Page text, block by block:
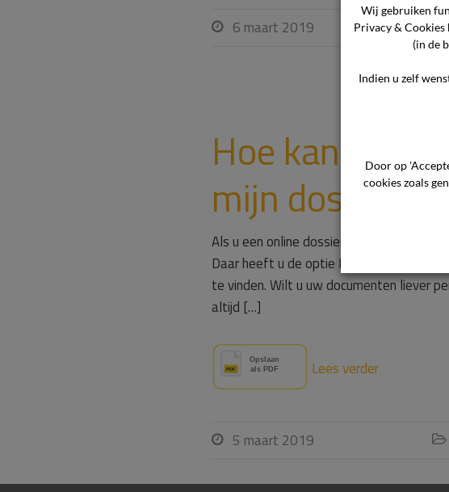
 6 maart 2019 
Hoe kan ik
mijn dossier?
Als u een online dossier heeft
Daar heeft u de optie Document
te vinden. Wilt u uw documenten liever
altijd […]
Lees verder
 5 maart 2019 
Wij gebruiken
Privacy &
(in de
Indien u zelf
Door op
cookies zoals